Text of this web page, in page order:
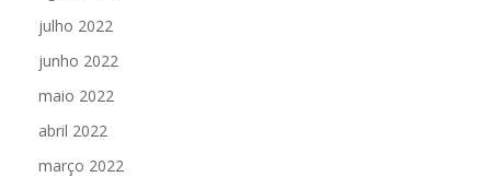
julho 2022
junho 2022
maio 2022
abril 2022
março 2022